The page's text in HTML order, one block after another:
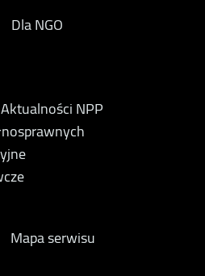
Dla NGO
Aktualności NPP
Mapa serwisu